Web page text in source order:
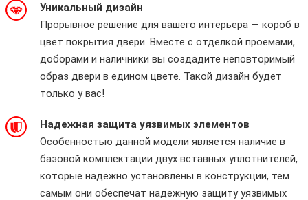
Уникальный дизайн
Прорывное решение для вашего интерьера — короб в
цвет покрытия двери. Вместе с отделкой проемами,
доборами и наличники вы создадите неповторимый
образ двери в едином цвете. Такой дизайн будет
только у вас!
Надежная защита уязвимых элементов
Особенностью данной модели является наличие в
базовой комплектации двух вставных уплотнителей,
которые надежно установлены в конструкции, тем
самым они обеспечат надежную защиту уязвимых